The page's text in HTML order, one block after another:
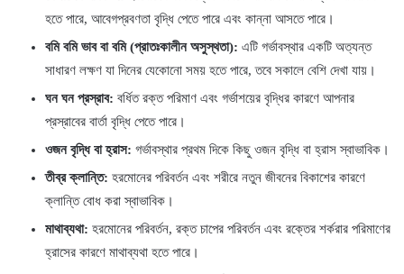
হতে পারে, আবেগপ্রবণতা বৃদ্ধি পেতে পারে এবং কান্না আসতে পারে।
বমি বমি ভাব বা বমি (প্রাতঃকালীন অসুস্থতা): এটি গর্ভাবস্থার একটি অত্যন্ত
সাধারণ লক্ষণ যা দিনের যেকোনো সময় হতে পারে, তবে সকালে বেশি দেখা যায়।
ঘন ঘন প্রস্রাব: বর্ধিত রক্ত ​​পরিমাণ এবং গর্ভাশয়ের বৃদ্ধির কারণে আপনার
প্রস্রাবের বার্তা বৃদ্ধি পেতে পারে।
ওজন বৃদ্ধি বা হ্রাস: গর্ভাবস্থার প্রথম দিকে কিছু ওজন বৃদ্ধি বা হ্রাস স্বাভাবিক।
তীব্র ক্লান্তি: হরমোনের পরিবর্তন এবং শরীরে নতুন জীবনের বিকাশের কারণে
ক্লান্তি বোধ করা স্বাভাবিক।
মাথাব্যথা: হরমোনের পরিবর্তন, রক্ত ​​চাপের পরিবর্তন এবং রক্তের শর্করার পরিমাণের
হ্রাসের কারণে মাথাব্যথা হতে পারে।